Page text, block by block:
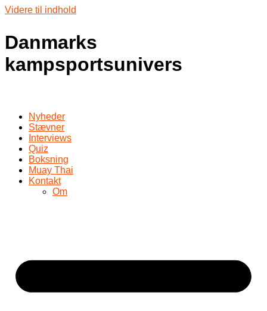
Videre til indhold
Danmarks
kampsportsunivers
Nyheder
Stævner
Interviews
Quiz
Boksning
Muay Thai
Kontakt
Om